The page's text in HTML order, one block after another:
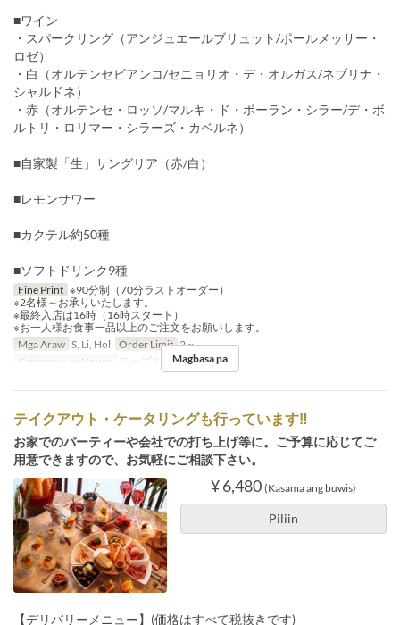
■ワイン
・スパークリング（アンジュエールブリュット/ポールメッサー・
ロゼ）
・白（オルテンセビアンコ/セニョリオ・デ・オルガス/ネブリナ・
シャルドネ）
・赤（オルテンセ・ロッソ/マルキ・ド・ボーラン・シラー/デ・ボ
ルトリ・ロリマー・シラーズ・カベルネ）
■自家製「生」サングリア（赤/白）
■レモンサワー
■カクテル約50種
■ソフトドリンク9種
Fine Print ※90分制（70分ラストオーダー）
※2名様～お承りいたします。
※最終入店は16時（16時スタート）
※お一人様お食事一品以上のご注文をお願いします。
Mga Araw S, Li, Hol Order Limit 2 ~
Kategorya ng Upuan
テーブル, カウンター
Magbasa pa
テイクアウト・ケータリングも行っています‼
お家でのパーティーや会社での打ち上げ等に。ご予算に応じてご
用意できますので、お気軽にご相談下さい。
¥ 6,480 (Kasama ang buwis)
Piliin
【デリバリーメニュー】(価格はすべて税抜きです)